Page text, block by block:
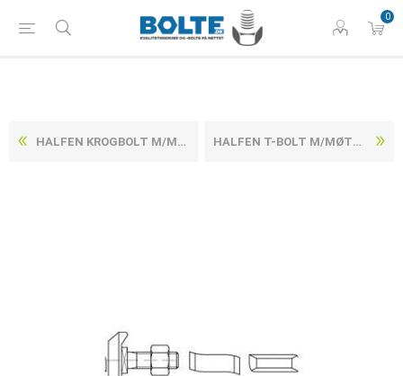
0
HALFEN KROGBOLT M/MØTRIK RUSTFRI-SYREFAST A4 HS 40/22 M16X50 (10 STK) HALFEN T-BOLT M/MØTRIK RUSTFRI-SYREFAST A4 HS 50/30 M12X30 (25 STK)